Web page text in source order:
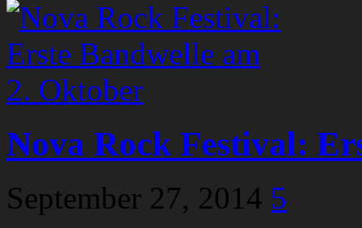
Nova Rock Festival:
September 27, 2014 5